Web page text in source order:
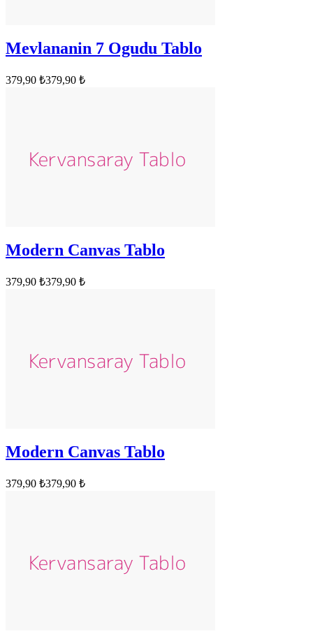
Mevlananin 7 Ogudu Tablo
379,90 ₺379,90 ₺
Modern Canvas Tablo
379,90 ₺379,90 ₺
Modern Canvas Tablo
379,90 ₺379,90 ₺